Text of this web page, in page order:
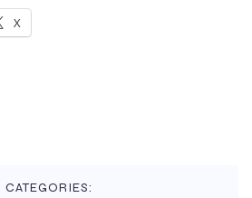
X
CATEGORIES: